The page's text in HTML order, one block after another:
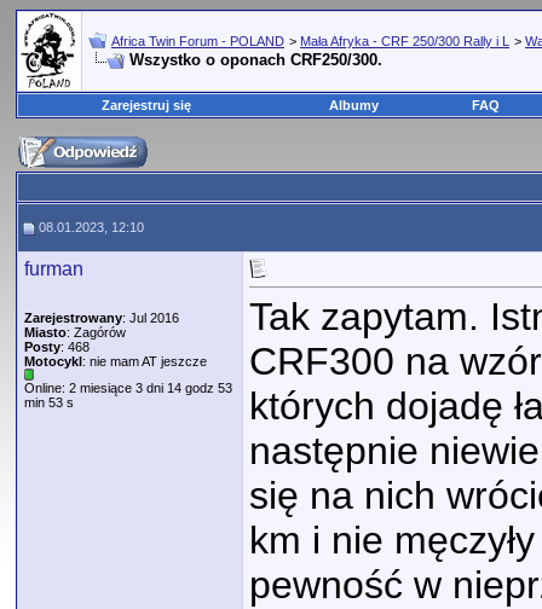
Africa Twin Forum - POLAND > Mała Afryka - CRF 250/300 Rally i L >
Wszystko o oponach CRF250/300.
Zarejestruj się Albumy FAQ
08.01.2023, 12:10
furman
Zarejestrowany: Jul 2016
Miasto: Zagórów
Posty: 468
Motocykl: nie mam AT jeszcze
Online: 2 miesiące 3 dni 14 godz 53
min 53 s
Tak zapytam.
CRF300 na
których dojadę
następnie
się na nich
km i nie
pewność w